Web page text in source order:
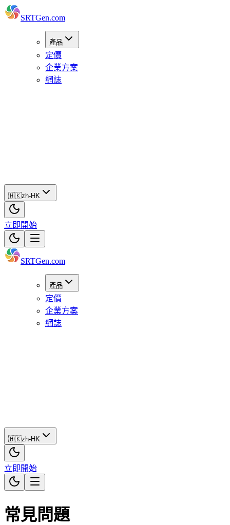
SRTGen.com
產品
定價
企業方案
網誌
🇭🇰zh-HK
立即開始
SRTGen.com
產品
定價
企業方案
網誌
🇭🇰zh-HK
立即開始
常見問題